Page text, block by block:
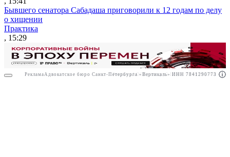
Реклама АО"Право.ру" ИНН: 7708095468
Бывшего сенатора Сабадаша приговорили к 12 годам по делу
о хищении
Практика
, 15:29
Реклама Адвокатское бюро Санкт-Петербурга «Вертикаль» ИНН 7841290773